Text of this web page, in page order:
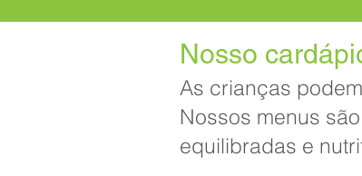
Nosso
As crianças
Nossos menus
equilibradas e